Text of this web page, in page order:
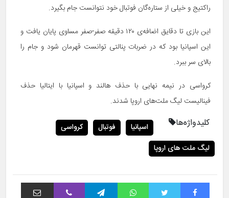
راکتیج و خیلی از ستاره‌گان فوتبال خود نتوانست جام بگیرد.
این بازی تا دقایق اضافه‌ی ۱۲۰ دقیقه صفر-صفر مساوی پایان یافت و
این اسپانیا بود که در ضربات پنالتی توانست قهرمان شود و جام را
بالای سر ببرد.
کرواسی در نیمه نهایی با حذف هالند و اسپانیا با ایتالیا حذف
فینالیست لیگ ملت‌های اروپا شدند.
کلیدواژه‌ها اسپانیا فوتبال
کرواسی
لیگ ملت های اروپا
فیس بوک توییتر واتس آپ تلگرام وایبر اشتراک با ایمیل